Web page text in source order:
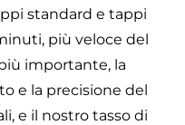
standard e tappi
più veloce del
importante, la
e la precisione del
e il nostro tasso di